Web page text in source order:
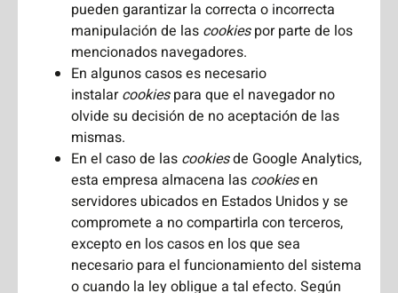
pueden garantizar la correcta o incorrecta
manipulación de las cookiespor parte de los
mencionados navegadores.
En algunos casos es necesario
instalarcookiespara que el navegador no
olvide su decisión de no aceptación de las
mismas.
En el caso de las cookiesde Google Analytics,
esta empresa almacena las cookiesen
servidores ubicados en Estados Unidos y se
compromete a no compartirla con terceros,
excepto en los casos en los que sea
necesario para el funcionamiento del sistema
o cuando la ley obligue a tal efecto. Según